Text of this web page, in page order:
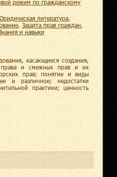
юридическая литература,
, защита прав граждан,
знания и навыки
касающиеся создания,
права и смежных прав и их
прав; понятие и виды
и различное; недостатки
практики; ценность